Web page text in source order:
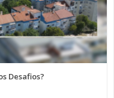
Desafios?